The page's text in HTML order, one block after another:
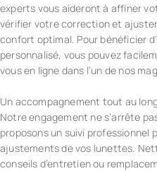
experts vous aideront à affiner
vérifier votre correction et
confort optimal. Pour bénéficier
personnalisé, vous pouvez
vous en ligne dans l’un de nos
Un accompagnement tout au
Notre engagement ne s’arrête
proposons un suivi professionnel
ajustements de vos lunettes.
conseils d’entretien ou